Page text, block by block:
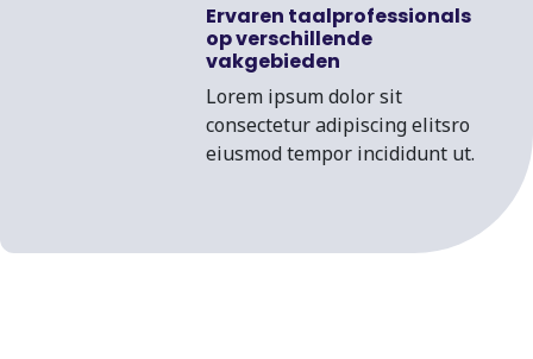
Ervaren taalprofessionals
op verschillende
vakgebieden
Lorem ipsum dolor sit
consectetur adipiscing elitsro
eiusmod tempor incididunt ut.